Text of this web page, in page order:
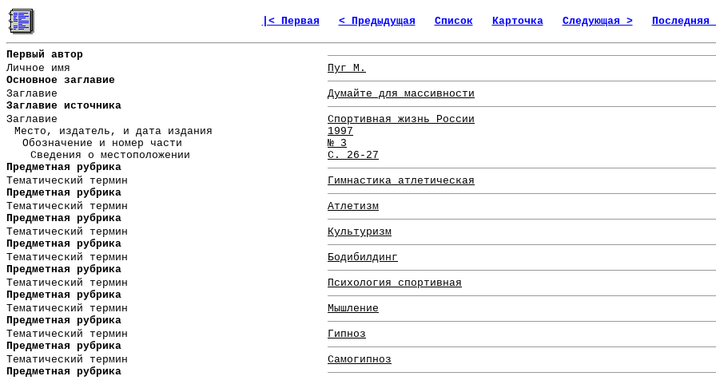
|< Первая < Предыдущая Список Карточка Следующая > Последняя
Первый автор
Личное имя
Пуг М.
Основное заглавие
Заглавие
Думайте для массивности
Заглавие источника
Заглавие
Спортивная жизнь России
Место, издатель, и дата издания
1997
Обозначение и номер части
№ 3
Сведения о местоположении
С. 26-27
Предметная рубрика
Тематический термин
Гимнастика атлетическая
Предметная рубрика
Тематический термин
Атлетизм
Предметная рубрика
Тематический термин
Культуризм
Предметная рубрика
Тематический термин
Бодибилдинг
Предметная рубрика
Тематический термин
Психология спортивная
Предметная рубрика
Тематический термин
Мышление
Предметная рубрика
Тематический термин
Гипноз
Предметная рубрика
Тематический термин
Самогипноз
Предметная рубрика